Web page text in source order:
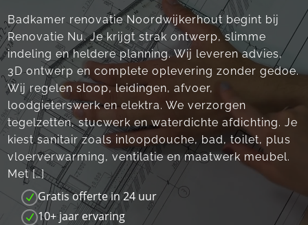
Badkamer renovatie Noordwijkerhout begint bij
Renovatie Nu.​ Je krijgt strak ontwerp, slimme
indeling en heldere planning.​ Wij leveren advies,
3D ontwerp en complete oplevering zonder gedoe.​
Wij regelen sloop, leidingen, afvoer,
loodgieterswerk en elektra.​ We verzorgen
tegelzetten, stucwerk en waterdichte afdichting.​ Je
kiest sanitair zoals inloopdouche, bad, toilet, plus
vloerverwarming, ventilatie en maatwerk meubel.​
Met […]
N Gratis offerte in 24 uur
N 10+ jaar ervaring